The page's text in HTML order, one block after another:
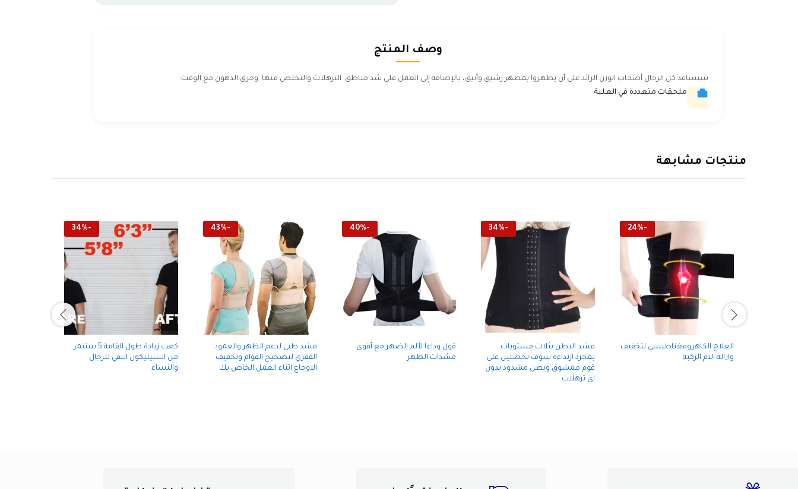
وصف المنتج
سيساعد كل الرجال أصحاب الوزن الزائد على أن يظهروا بمظهر رشيق وأنيق، بالإضافة إلى العمل على شد مناطق الترهلات والتخلص منها وحرق الدهون مع الوقت:
ملحقات متعددة في العلبة
منتجات مشابهة
-
24%
العلاج الكاهرومغناطيسي لتخفيف
وازالة الام الركبة
-
34%
مشد البطن بثلات مستويات
بمجرد ارتداءه سوف تحصلين على
قوم ممشوق وبطن مشدود بدون
اي ترهلات
-
40%
قول وداعا لألم الضهر مع أقوى
مشدات الظهر
-
43%
مشد طبي لدعم الظهر والعمود
الفقري لتصحيح القوام وتخفيف
الاوجاع اثناء العمل الخاص بك
-
34%
كعب زيادة طول القامة 5 سنتمر
من السيليكون النقي للرجال
والنساء